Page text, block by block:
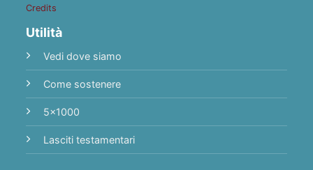
Credits
Utilità
Vedi dove siamo
Come sostenere
5x1000
Lasciti testamentari